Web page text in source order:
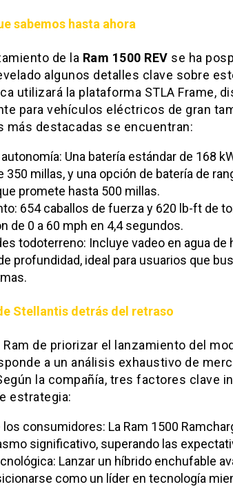
sabemos hasta ahora
de la Ram 1500 REV se ha
algunos detalles clave sobre
utilizará la plataforma STLA Frame,
para vehículos eléctricos de gran
más destacadas se encuentran:
Una batería estándar de 168
350 millas, y una opción de batería de
promete hasta 500 millas.
654 caballos de fuerza y 620 lb-ft de
de 0 a 60 mph en 4,4 segundos.
todoterreno: Incluye vadeo en agua de
profundidad, ideal para usuarios que
Stellantis detrás del retraso
Ram de priorizar el lanzamiento del
a un análisis exhaustivo de
la compañía, tres factores clave
estrategia:
consumidores: La Ram 1500
significativo, superando las
Lanzar un híbrido enchufable
como un líder en tecnología